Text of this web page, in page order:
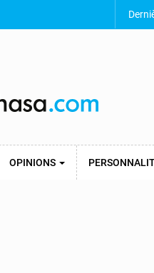
OPINIONS